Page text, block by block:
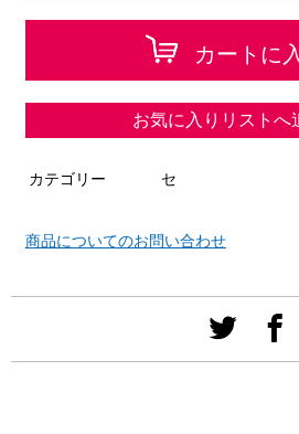
カートに
お気に入りリストへ
カテゴリー セ
商品についてのお問い合わせ